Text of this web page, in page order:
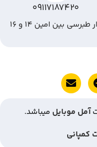
09117187420
بین امین ۱۴ و ۱۶
آمل موبایل میباشد.
کمپانی